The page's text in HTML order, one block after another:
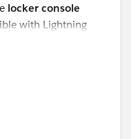
+
locker console
with Lightning
enabled. Run
restrictions.